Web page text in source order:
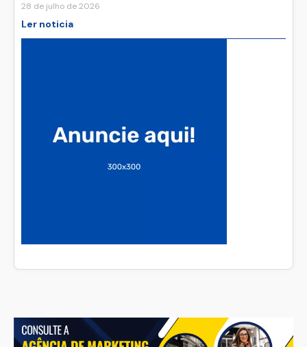
28 de julho de 2026
Ler noticia